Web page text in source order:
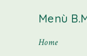
Menù
Home